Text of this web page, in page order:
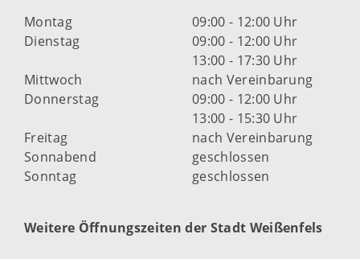
Montag
09:00 - 12:00 Uhr
Dienstag
09:00 - 12:00 Uhr
13:00 - 17:30 Uhr
Mittwoch
nach Vereinbarung
Donnerstag
09:00 - 12:00 Uhr
13:00 - 15:30 Uhr
Freitag
nach Vereinbarung
Sonnabend
geschlossen
Sonntag
geschlossen
Weitere Öffnungszeiten der Stadt Weißenfels